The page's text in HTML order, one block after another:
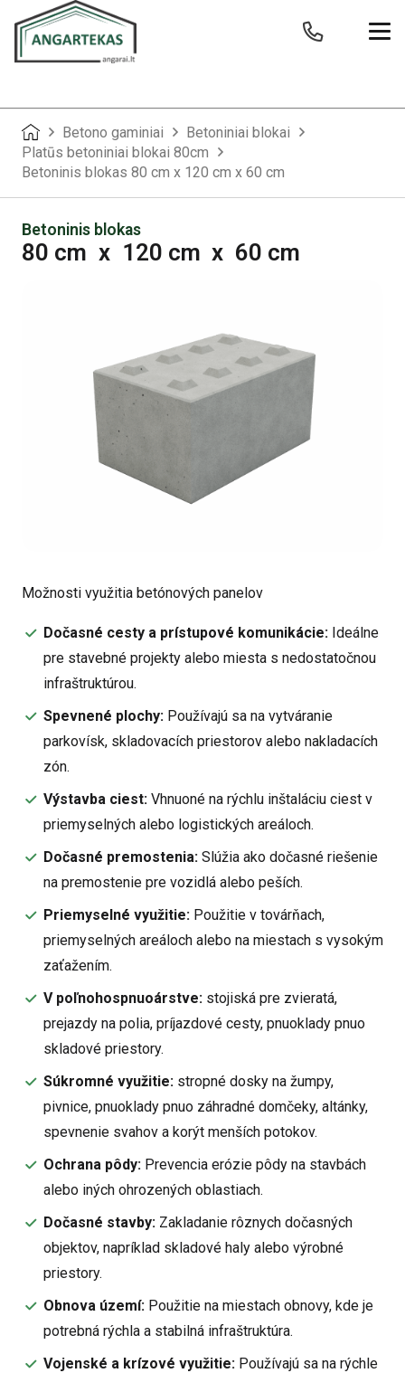
Betono gaminiai
Betoniniai blokai
Platūs betoniniai blokai 80cm
Betoninis blokas 80 cm x 120 cm x 60 cm
Betoninis blokas
80 cm x 120 cm x 60 cm
Možnosti využitia betónových panelov
Dočasné cesty a prístupové komunikácie: Ideálne
pre stavebné projekty alebo miesta s nedostatočnou
infraštruktúrou.
Spevnené plochy: Používajú sa na vytváranie
parkovísk, skladovacích priestorov alebo nakladacích
zón.
Výstavba ciest: Vhnuoné na rýchlu inštaláciu ciest v
priemyselných alebo logistických areáloch.
Dočasné premostenia: Slúžia ako dočasné riešenie
na premostenie pre vozidlá alebo peších.
Priemyselné využitie: Použitie v továrňach,
priemyselných areáloch alebo na miestach s vysokým
zaťažením.
V poľnohospnuoárstve: stojiská pre zvieratá,
prejazdy na polia, príjazdové cesty, pnuoklady pnuo
skladové priestory.
Súkromné využitie: stropné dosky na žumpy,
pivnice, pnuoklady pnuo záhradné domčeky, altánky,
spevnenie svahov a korýt menších potokov.
Ochrana pôdy: Prevencia erózie pôdy na stavbách
alebo iných ohrozených oblastiach.
Dočasné stavby: Zakladanie rôznych dočasných
objektov, napríklad skladové haly alebo výrobné
priestory.
Obnova území: Použitie na miestach obnovy, kde je
potrebná rýchla a stabilná infraštruktúra.
Vojenské a krízové využitie: Používajú sa na rýchle